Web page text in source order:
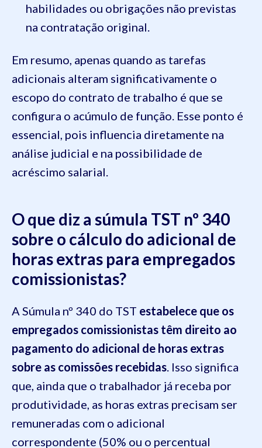
habilidades ou obrigações não previstas
na contratação original.
Em resumo, apenas quando as tarefas
adicionais alteram significativamente o
escopo do contrato de trabalho é que se
configura o acúmulo de função. Esse ponto é
essencial, pois influencia diretamente na
análise judicial e na possibilidade de
acréscimo salarial.
O que diz a súmula TST nº 340
sobre o cálculo do adicional de
horas extras para empregados
comissionistas?
A Súmula nº 340 do TST estabelece que os
empregados comissionistas têm direito ao
pagamento do adicional de horas extras
sobre as comissões recebidas . Isso significa
que, ainda que o trabalhador já receba por
produtividade, as horas extras precisam ser
remuneradas com o adicional
correspondente (50% ou o percentual